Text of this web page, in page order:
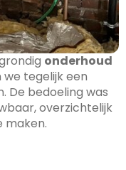
onderhoud
tegelijk een
De bedoeling was
overzichtelijk
maken.